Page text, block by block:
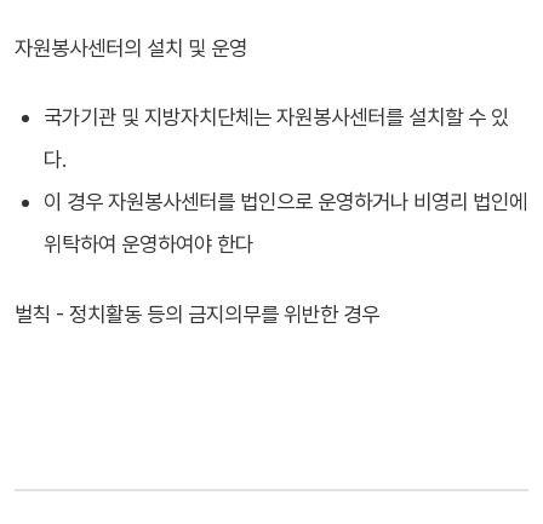
자원봉사센터의 설치 및 운영
국가기관 및 지방자치단체는 자원봉사센터를 설치할 수 있
다.
이 경우 자원봉사센터를 법인으로 운영하거나 비영리 법인에
위탁하여 운영하여야 한다
벌칙 - 정치활동 등의 금지의무를 위반한 경우